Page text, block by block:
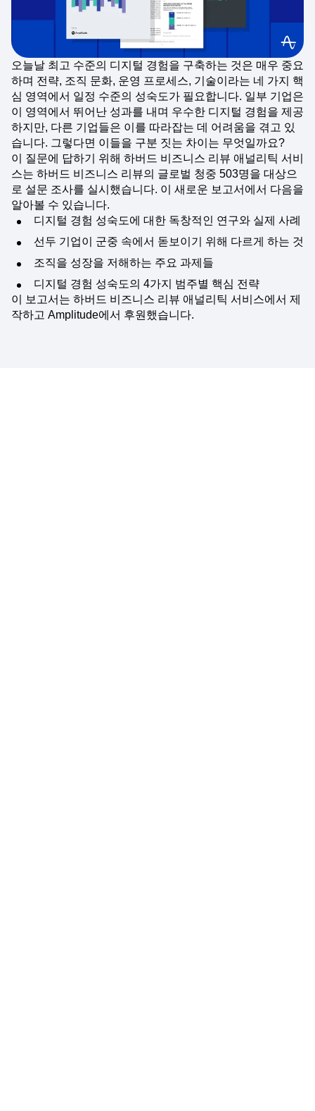
오늘날 최고 수준의 디지털 경험을 구축하는 것은 매우 중요
하며 전략, 조직 문화, 운영 프로세스, 기술이라는 네 가지 핵
심 영역에서 일정 수준의 성숙도가 필요합니다. 일부 기업은
이 영역에서 뛰어난 성과를 내며 우수한 디지털 경험을 제공
하지만, 다른 기업들은 이를 따라잡는 데 어려움을 겪고 있
습니다. 그렇다면 이들을 구분 짓는 차이는 무엇일까요?
이 질문에 답하기 위해 하버드 비즈니스 리뷰 애널리틱 서비
스는 하버드 비즈니스 리뷰의 글로벌 청중 503명을 대상으
로 설문 조사를 실시했습니다. 이 새로운 보고서에서 다음을
알아볼 수 있습니다.
디지털 경험 성숙도에 대한 독창적인 연구와 실제 사례
선두 기업이 군중 속에서 돋보이기 위해 다르게 하는 것
조직을 성장을 저해하는 주요 과제들
디지털 경험 성숙도의 4가지 범주별 핵심 전략
이 보고서는 하버드 비즈니스 리뷰 애널리틱 서비스에서 제
작하고 Amplitude에서 후원했습니다.